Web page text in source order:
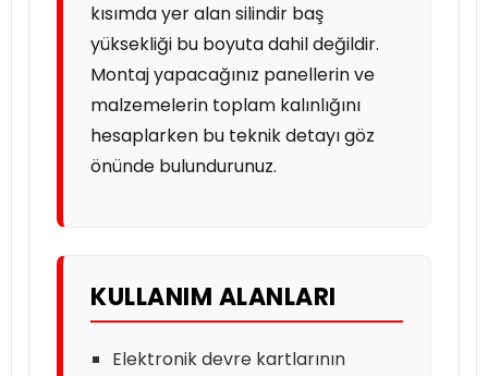
kısımda yer alan silindir baş
yüksekliği bu boyuta dahil değildir.
Montaj yapacağınız panellerin ve
malzemelerin toplam kalınlığını
hesaplarken bu teknik detayı göz
önünde bulundurunuz.
KULLANIM ALANLARI
Elektronik devre kartlarının